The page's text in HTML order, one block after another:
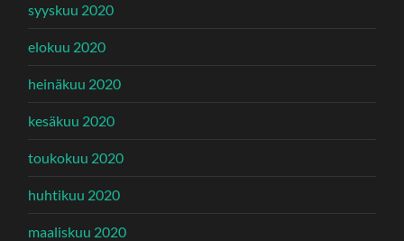
syyskuu 2020
elokuu 2020
heinäkuu 2020
kesäkuu 2020
toukokuu 2020
huhtikuu 2020
maaliskuu 2020